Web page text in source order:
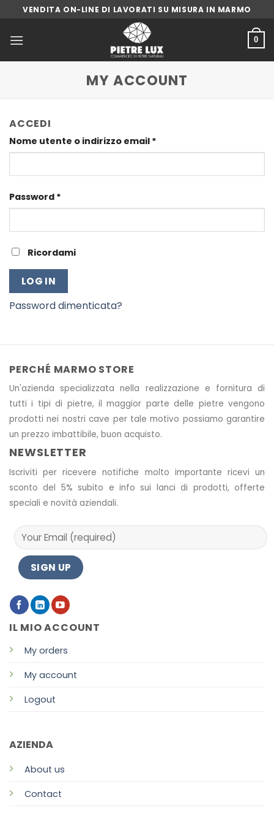
content
VENDITA ON-LINE DI LAVORATI SU MISURA IN MARMO
0
MY ACCOUNT
ACCEDI
Nome utente o indirizzo email *
Password *
Ricordami
LOG IN
Password dimenticata?
PERCHÉ MARMO STORE
Un'azienda specializzata nella realizzazione e fornitura di
tutti i tipi di pietre, il maggior parte delle pietre vengono
prodotti nei nostri cave per tale motivo possiamo garantire
un prezzo imbattibile, buon acquisto.
IL MIO ACCOUNT
My orders
My account
Logout
AZIENDA
About us
Contact
NEWSLETTER
Iscriviti per ricevere notifiche molto importante ricevi un
sconto del 5% subito e info sui lanci di prodotti, offerte
speciali e novità aziendali.